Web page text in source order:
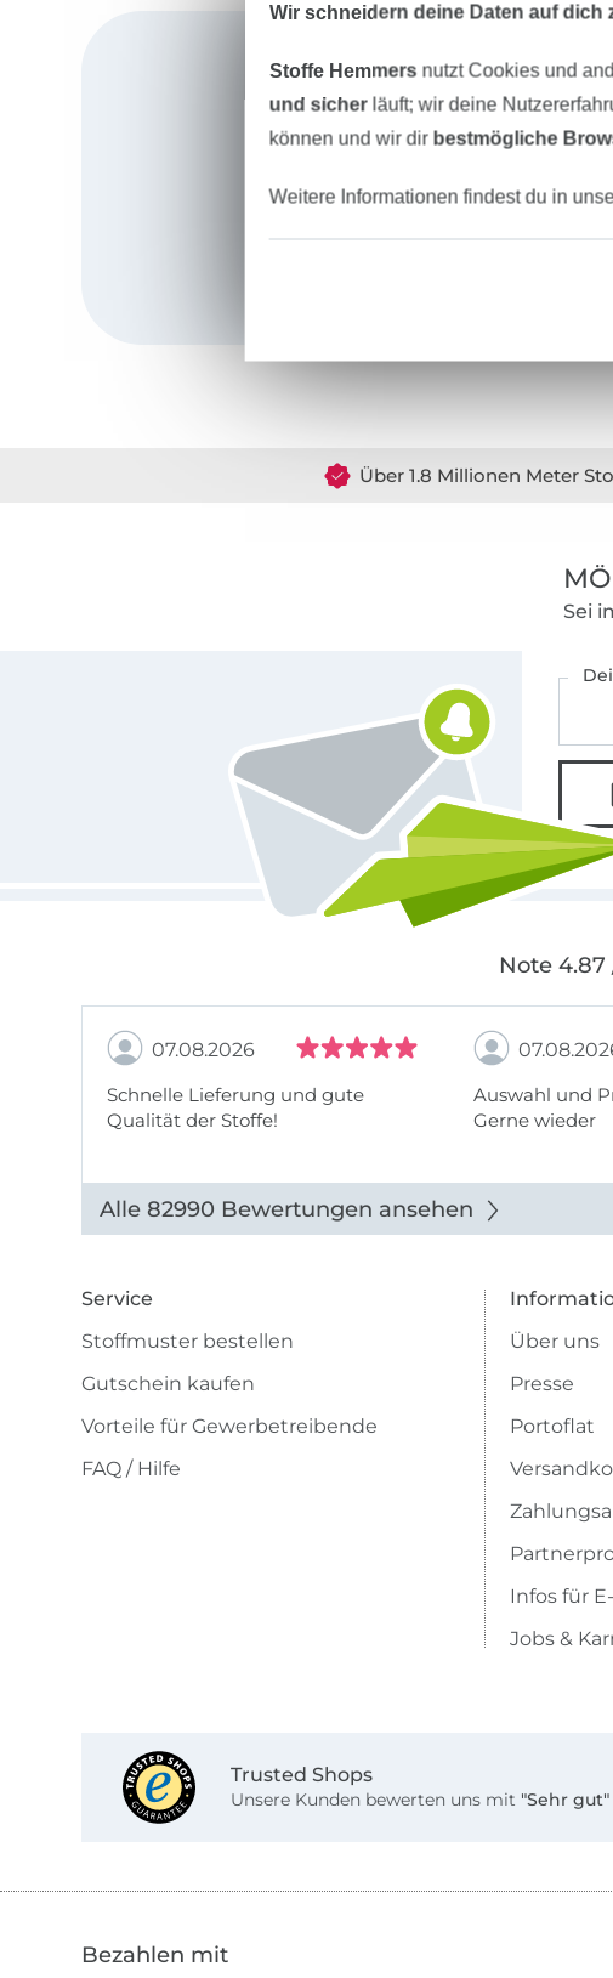
Über 1.8 Millionen Meter
Sei
Note 4.87
07.08.2026
Schnelle Lieferung und gute
Qualität der Stoffe!
Auswahl und
Gerne wieder
Alle 82990 Bewertungen ansehen
Service
Stoffmuster bestellen
Gutschein kaufen
Vorteile für Gewerbetreibende
FAQ / Hilfe
Über uns
Presse
Portoflat
Infos für
Jobs &
Trusted Shops
Unsere Kunden bewerten uns mit "Sehr gut"
Bezahlen mit
Wir schneidern deine Daten auf dich
Stoffe Hemmers nutzt Cookies und
und sicherläuft; wir deine
können und wir dir bestmögliche
Weitere Informationen findest du in